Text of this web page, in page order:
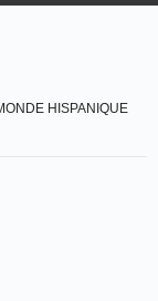
HISPANIQUE